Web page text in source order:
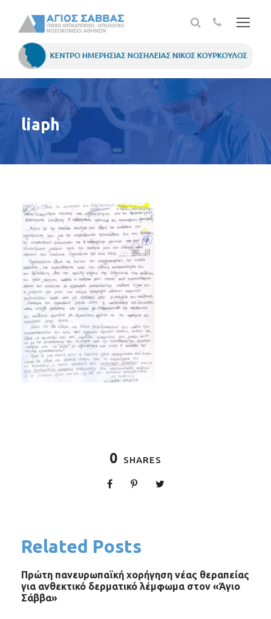
liaph
0 SHARES
Related Posts
Πρώτη πανευρωπαϊκή χορήγηση νέας θεραπείας
για ανθεκτικό δερματικό λέμφωμα στον «Άγιο
Σάββα»